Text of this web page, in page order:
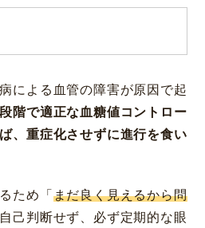
による血管の障害が原因で起
階で適正な血糖値コントロー
、重症化させずに進行を食い
ため「 まだ良く見えるから問
己判断せず、必ず定期的な眼